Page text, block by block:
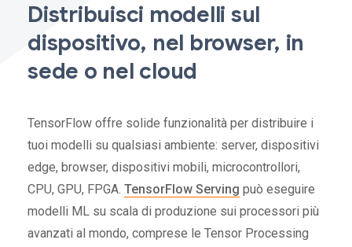
Distribuisci modelli sul
dispositivo, nel browser, in
sede o nel cloud
TensorFlow offre solide funzionalità per distribuire i
tuoi modelli su qualsiasi ambiente: server, dispositivi
edge, browser, dispositivi mobili, microcontrollori,
CPU, GPU, FPGA. TensorFlow Serving può eseguire
modelli ML su scala di produzione sui processori più
avanzati al mondo, comprese le Tensor Processing